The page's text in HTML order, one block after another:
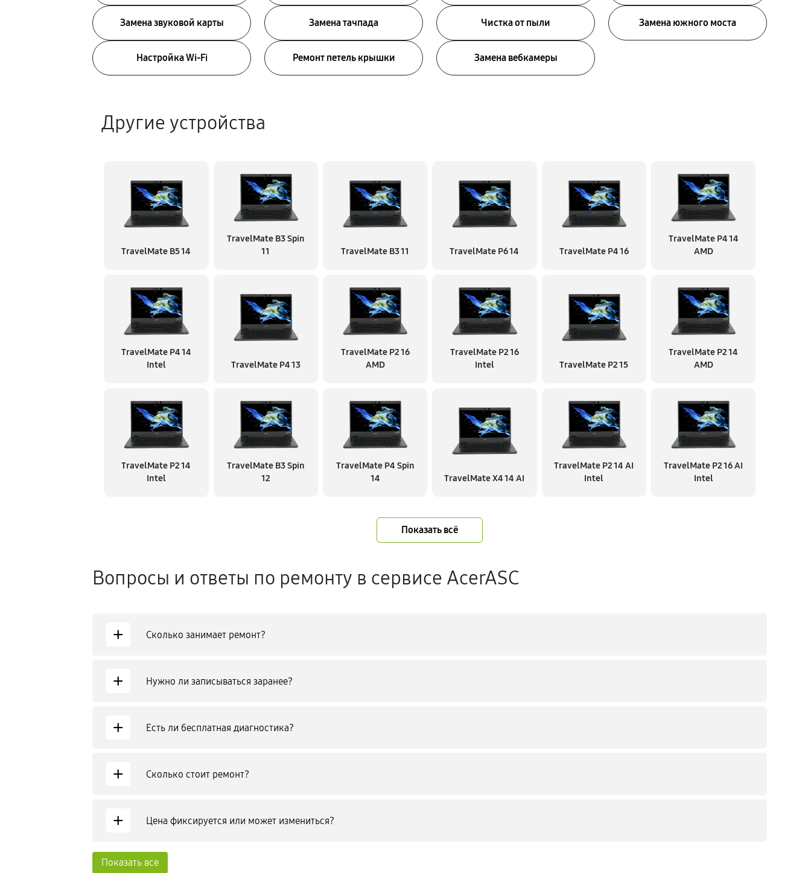
Замена звуковой карты Замена тачпада Чистка от пыли Замена южного моста
Настройка Wi-Fi Ремонт петель крышки Замена вебкамеры
Другие устройства
TravelMate B5 14
TravelMate B3 Spin
11
TravelMate B3 11 TravelMate P6 14 TravelMate P4 16
TravelMate P4 14
AMD
TravelMate P4 14
Intel
TravelMate P4 13
TravelMate P2 16
AMD
TravelMate P2 16
Intel
TravelMate P2 15
TravelMate P2 14
AMD
TravelMate P2 14
Intel
TravelMate B3 Spin
12
TravelMate P4 Spin
14
TravelMate X4 14 AI
TravelMate P2 14 AI
Intel
TravelMate P2 16 AI
Intel
Показать всё
Вопросы и ответы по ремонту в сервисе AcerASC
+ Сколько занимает ремонт?
+ Нужно ли записываться заранее?
+ Есть ли бесплатная диагностика?
+ Сколько стоит ремонт?
+ Цена фиксируется или может измениться?
Показать все